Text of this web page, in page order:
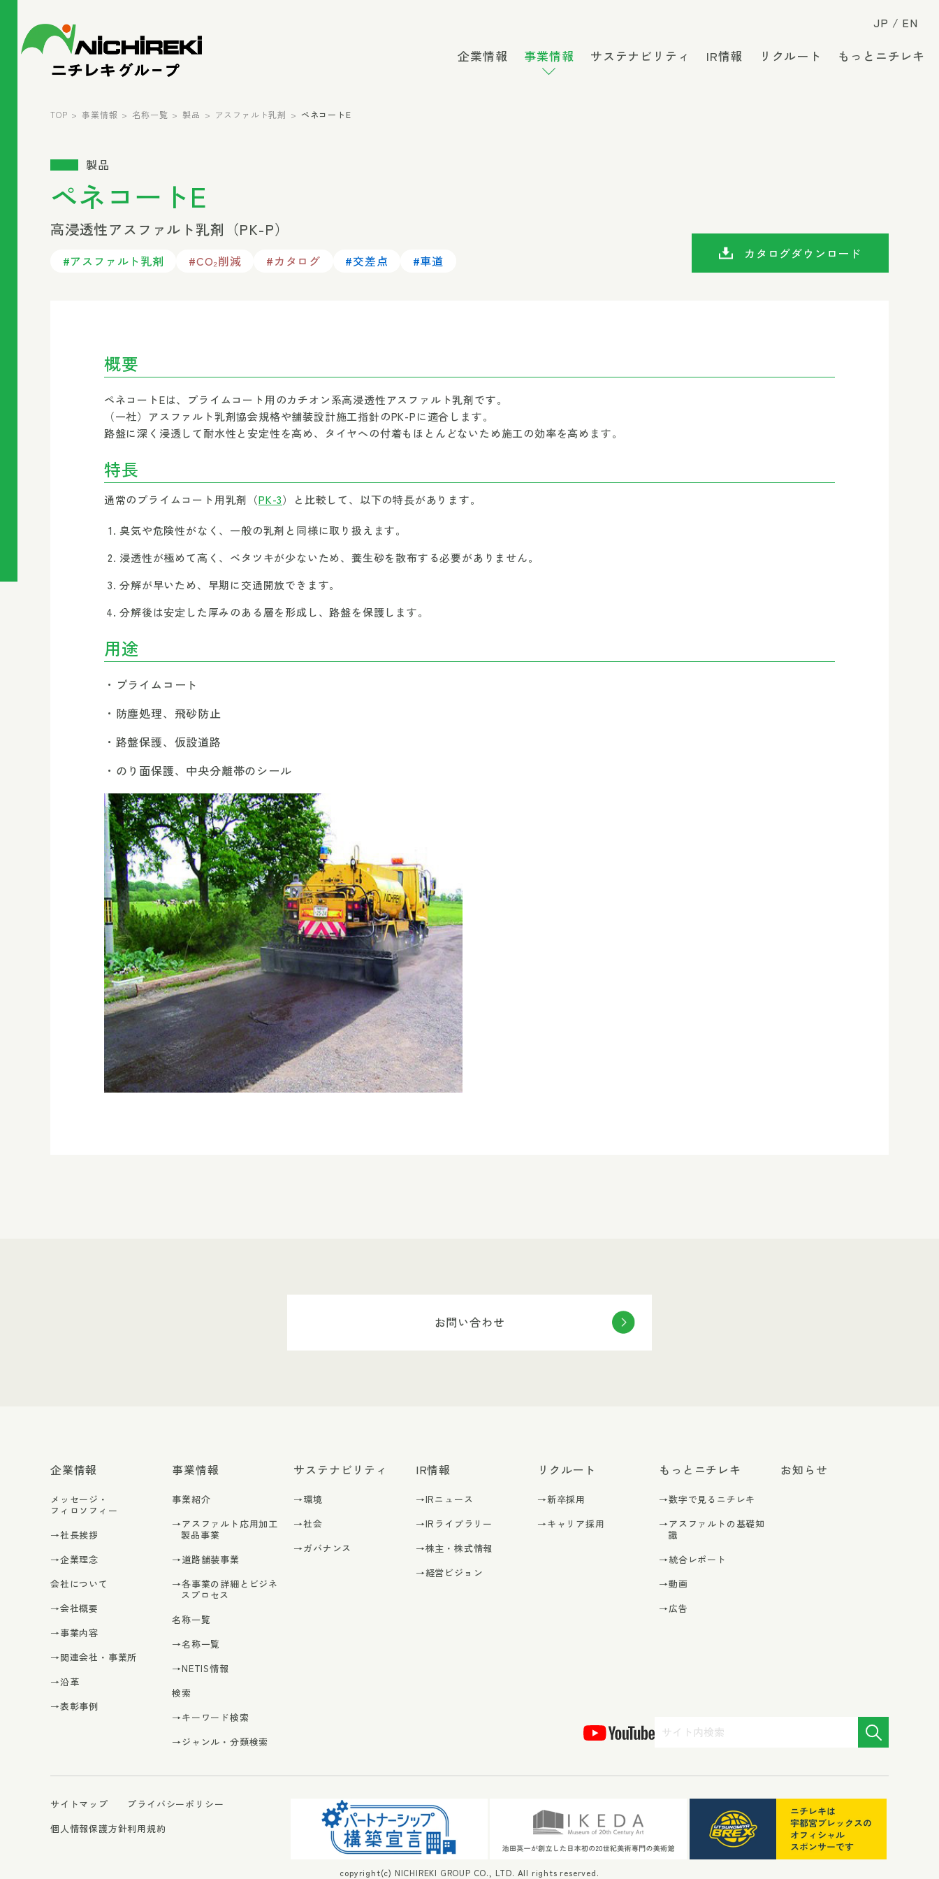
JP EN
企業情報 事業情報 サステナビリティ IR情報 リクルート もっとニチレキ
TOP 事業情報 名称一覧 製品 アスファルト乳剤 ペネコートE
製品
ペネコートE
高浸透性アスファルト乳剤（PK-P）
#アスファルト乳剤 #CO₂削減 #カタログ #交差点 #車道 カタログダウンロード
概要
ペネコートEは、プライムコート用のカチオン系高浸透性アスファルト乳剤です。
（一社）アスファルト乳剤協会規格や舗装設計施工指針のPK-Pに適合します。
路盤に深く浸透して耐水性と安定性を高め、タイヤへの付着もほとんどないため施工の効率を高めます。
特長
通常のプライムコート用乳剤（PK-3）と比較して、以下の特長があります。
臭気や危険性がなく、一般の乳剤と同様に取り扱えます。
浸透性が極めて高く、ベタツキが少ないため、養生砂を散布する必要がありません。
分解が早いため、早期に交通開放できます。
分解後は安定した厚みのある層を形成し、路盤を保護します。
用途
プライムコート
防塵処理、飛砂防止
路盤保護、仮設道路
のり面保護、中央分離帯のシール
お問い合わせ
企業情報
メッセージ・
フィロソフィー
→社長挨拶
→企業理念
会社について
→会社概要
→事業内容
→関連会社・事業所
→沿革
→表彰事例
事業情報
事業紹介
→アスファルト応用加工
製品事業
→道路舗装事業
→各事業の詳細とビジネ
スプロセス
名称一覧
→名称一覧
→NETIS情報
検索
→キーワード検索
→ジャンル・分類検索
サステナビリティ
→環境
→社会
→ガバナンス
IR情報
→IRニュース
→IRライブラリー
→株主・株式情報
→経営ビジョン
リクルート
→新卒採用
→キャリア採用
もっとニチレキ
→数字で見るニチレキ
→アスファルトの基礎知
識
→統合レポート
→動画
→広告
お知らせ
サイトマップ
個人情報保護方針
プライバシーポリシー
利用規約
copyright(c) NICHIREKI GROUP CO., LTD. All rights reserved.